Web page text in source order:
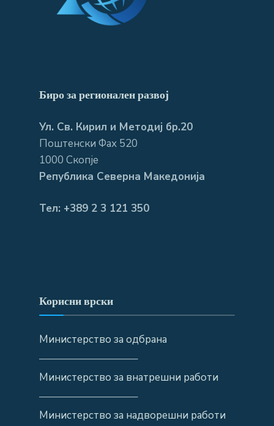
Биро за регионален развој
Ул. Св. Кирил и Методиј бр.20
Поштенски Фах 520
1000 Скопје
Република Северна Македонија
Тел: +389 2 3 121 350
Корисни врски
Министерство за одбрана
—————————–
Министерство за внатрешни работи
—————————–
Министерство за надворешни работи